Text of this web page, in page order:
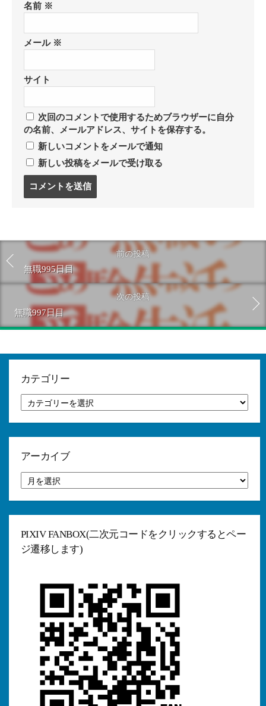
名前 ※
メール ※
サイト
次回のコメントで使用するためブラウザーに自分
の名前、メールアドレス、サイトを保存する。
新しいコメントをメールで通知
新しい投稿をメールで受け取る
る
前の投稿
無職995日目
次の投稿
無職997日目
カテゴリー
テ
ゴ
アーカイブ
ー
カ
PIXIV FANBOX(二次元コードをクリックするとペー
ジ遷移します)